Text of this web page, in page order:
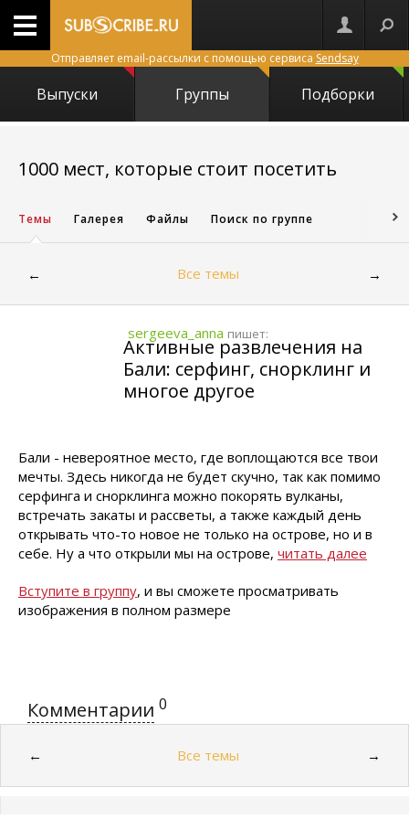
Отправляет email-рассылки с помощью сервиса Sendsay
Выпуски Группы Подборки
1000 мест, которые стоит посетить
Темы Галерея Файлы Поиск по группе
← Все темы →
sergeeva_anna пишет:
Активные развлечения на
Бали: серфинг, снорклинг и
многое другое
Бали - невероятное место, где воплощаются все твои
мечты. Здесь никогда не будет скучно, так как помимо
серфинга и снорклинга можно покорять вулканы,
встречать закаты и рассветы, а также каждый день
открывать что-то новое не только на острове, но и в
себе. Ну а что открыли мы на острове, читать далее
Вступите в группу, и вы сможете просматривать
изображения в полном размере
Комментарии 0
← Все темы →